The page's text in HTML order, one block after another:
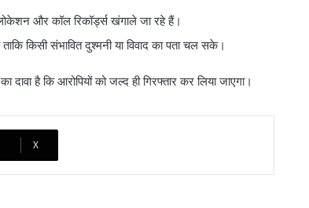
और कॉल रिकॉर्ड्स खंगाले जा रहे हैं।
किसी संभावित दुश्मनी या विवाद का पता चल सके।
है कि आरोपियों को जल्द ही गिरफ्तार कर लिया जाएगा।
X